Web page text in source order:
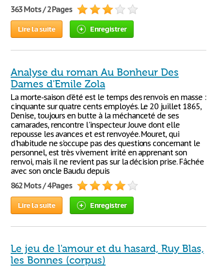
363 Mots / 2 Pages
Lire la suite Enregistrer
Analyse du roman Au Bonheur Des
Dames d'Emile Zola
La morte-saison d'été est le temps des renvois en masse :
cinquante sur quatre cents employés. Le 20 juillet 1865,
Denise, toujours en butte à la méchanceté de ses
camarades, rencontre l'inspecteur Jouve dont elle
repousse les avances et est renvoyée. Mouret, qui
d'habitude ne s'occupe pas des questions concernant le
personnel, est très vivement irrité en apprenant son
renvoi, mais il ne revient pas sur la décision prise. Fâchée
avec son oncle Baudu depuis
862 Mots / 4 Pages
Lire la suite Enregistrer
Le jeu de l'amour et du hasard, Ruy Blas,
les Bonnes (corpus)